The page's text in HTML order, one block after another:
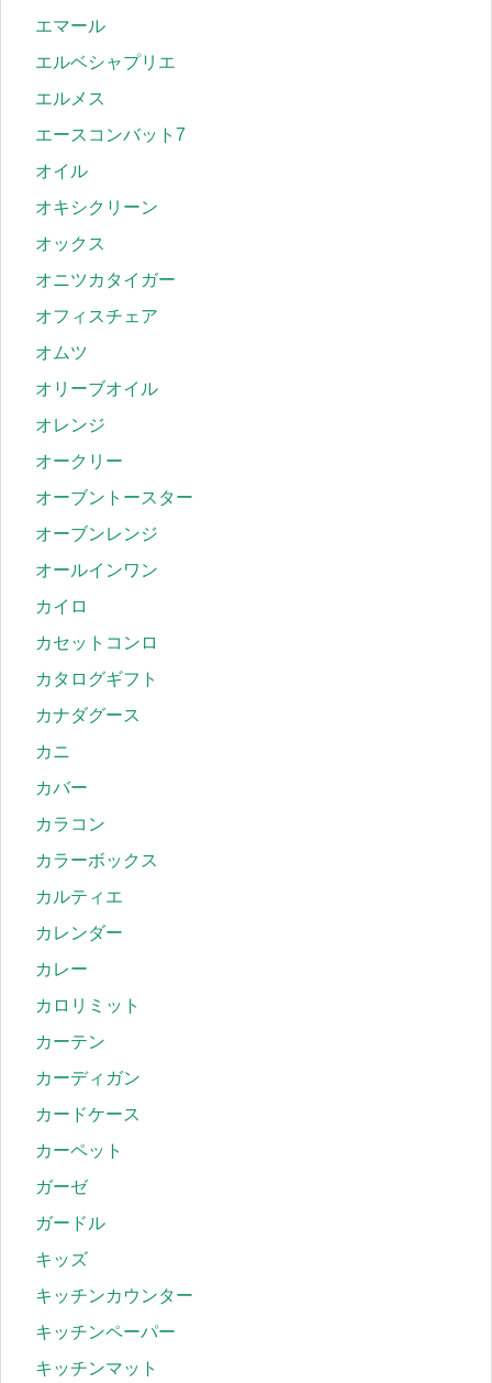
エマール
エルベシャプリエ
エルメス
エースコンバット7
オイル
オキシクリーン
オックス
オニツカタイガー
オフィスチェア
オムツ
オリーブオイル
オレンジ
オークリー
オーブントースター
オーブンレンジ
オールインワン
カイロ
カセットコンロ
カタログギフト
カナダグース
カニ
カバー
カラコン
カラーボックス
カルティエ
カレンダー
カレー
カロリミット
カーテン
カーディガン
カードケース
カーペット
ガーゼ
ガードル
キッズ
キッチンカウンター
キッチンペーパー
キッチンマット